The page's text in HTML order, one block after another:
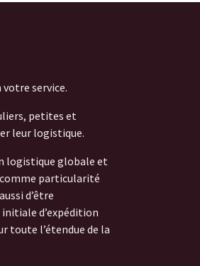
votre service.
petites et
leur logistique.
logistique globale et
particularité
d’être
d’expédition
toute l’étendue de la